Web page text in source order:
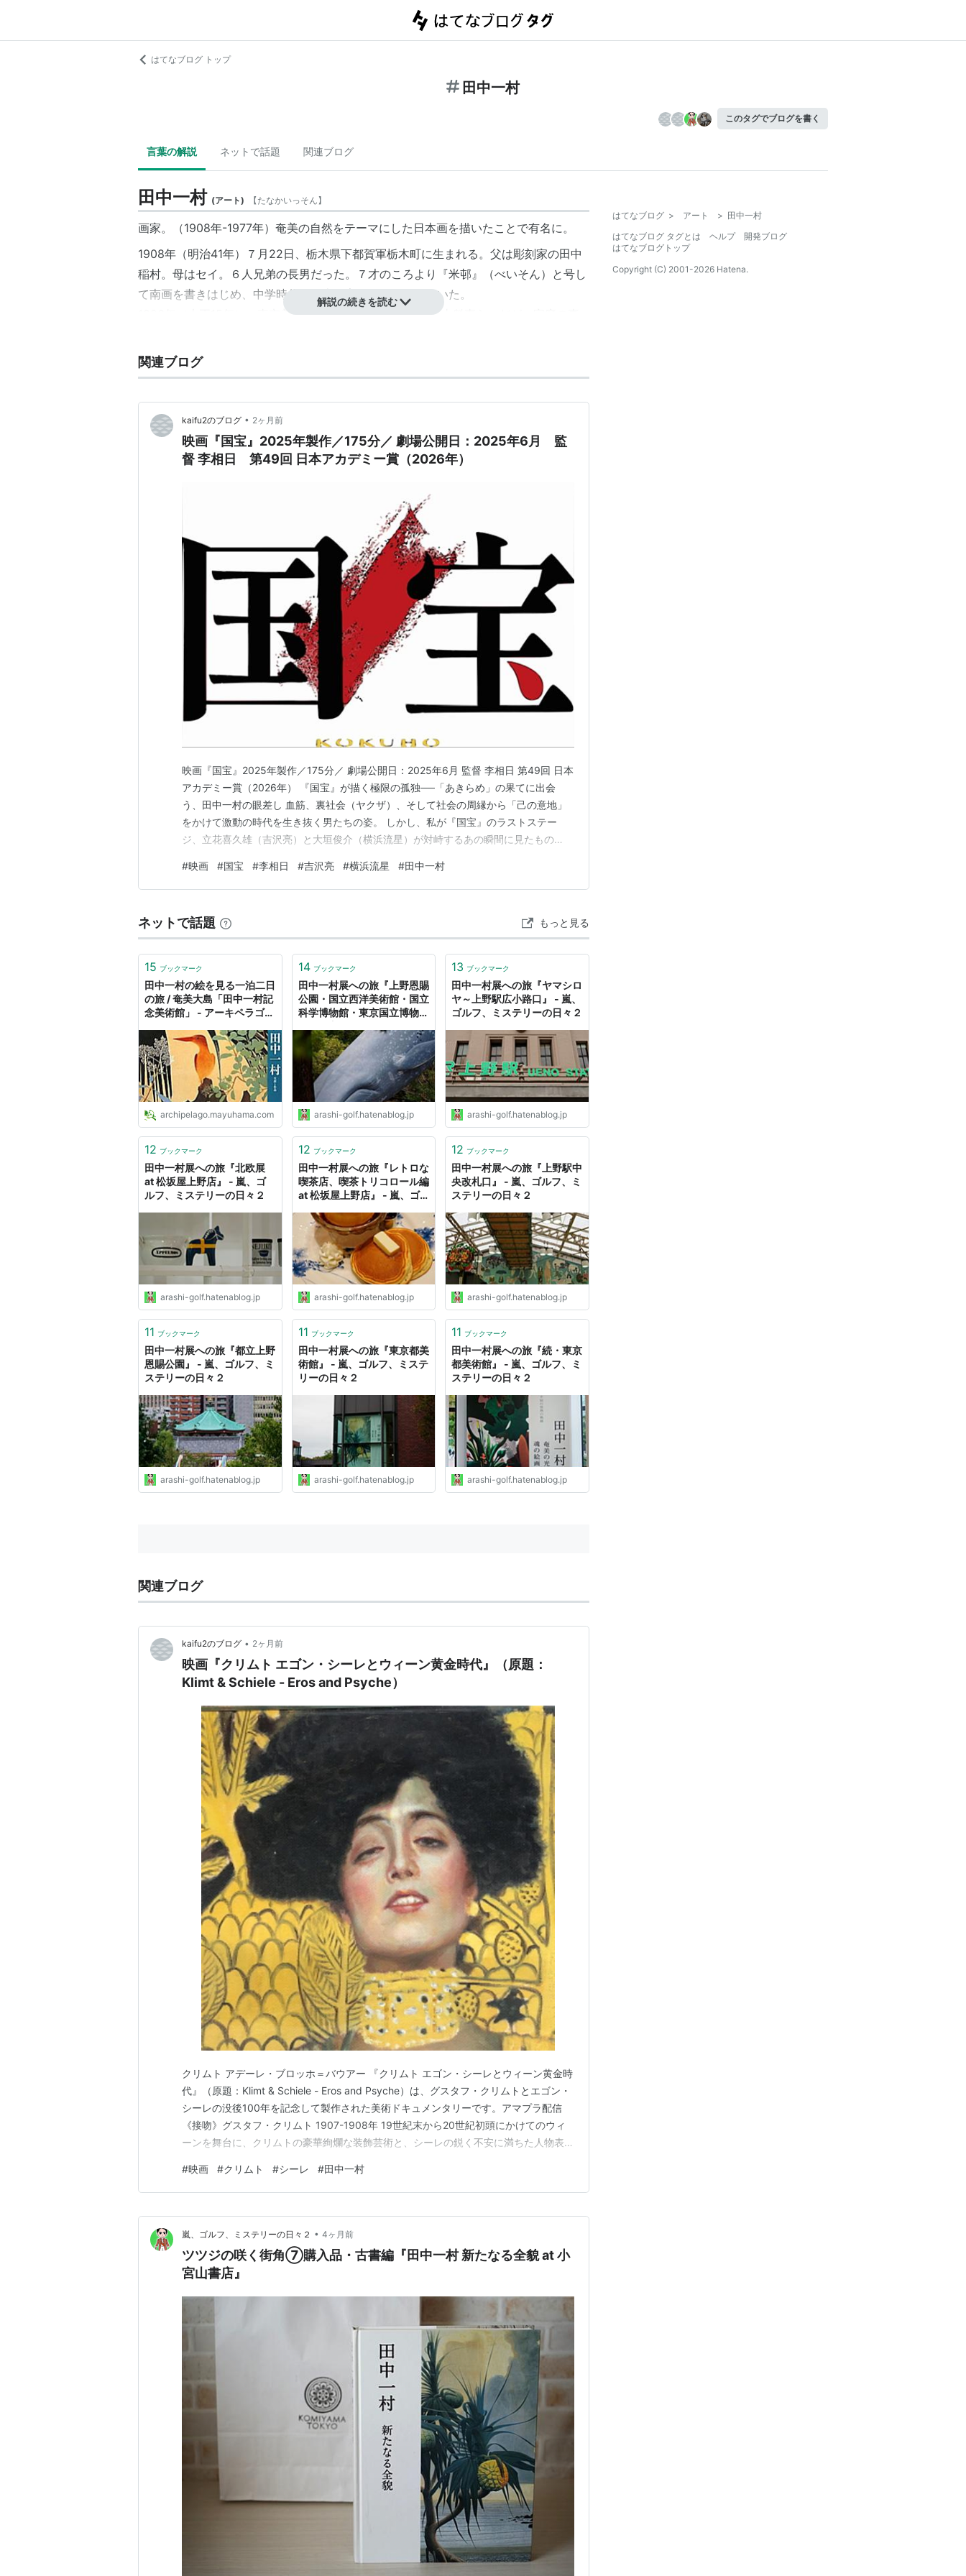
はてなブログ トップ
田中一村
このタグでブログを書く
言葉の解説 ネットで話題 関連ブログ
田中一村 (アート) 【たなかいっそん】
画家。（1908年-1977年）奄美の自然をテーマにした日本画を描いたことで有名に。
1908年（明治41年）７月22日、栃木県下都賀軍栃木町に生まれる。父は彫刻家の田中
稲村。母はセイ。６人兄弟の長男だった。７才のころより『米邨』（べいそん）と号し
て南画を書きはじめ、中学時代には南画家として知られていた。
1926年（大正15年）、東京美術学校に入学。同期生には東山魁夷ら。だが、家庭の事
つ、独学で絵を学ぶ。
1938年（昭和13年）千葉近郊に一軒家を建て、農業で自活しつつ、絵を描き続ける。
の後、日展などに応募するが落選。画業に行き詰まりを感じて、九州地方や奄美などを
旅行。
1958年（昭和33年）12月、50才の時に、家を売り払い、奄美大島に単身移住。紬染色
1977年（昭和52年）９月11日、夕食の準備中に心不全で死去。
死後、奄美の自然を描いた特異な作風が注目され、1984年、ＮＨＫ『日曜美術館』で
紹介。「日本のゴーギャン」や「孤高の画家」として反響を呼ぶ。
2001年（平成13）９月30日鹿児島県奄美パーク内に、『田中一村記念美術館』開館。
現在、『奄美を描いた画家 田中一村展』*1が全国を巡回中。
参考 一村についてマニアックなページ
http://www3.ocn.ne.jp/~amami21/tanaka.html )） 一村が住んだ奄美の自然や資料
「私の絵の最終決定版の絵がヒューマニティであろうが、悪魔的であろうが、世の正道
であるとも邪道であるともなんと批評されても私は満足なのです。それは見せるために
書いたのではなく私の良心を納得させるためにやったのですから」（田中一村の手紙よ
http://www.nhk-book.co.jp/magazine/event/tanaka/
解説の続きを読む
関連ブログ
kaifu2のブログ • 2ヶ月前
映画『国宝』2025年製作／175分／ 劇場公開日：2025年6月 監
督 李相日 第49回 日本アカデミー賞（2026年）
映画『国宝』2025年製作／175分／ 劇場公開日：2025年6月 監督 李相日 第49回 日本
アカデミー賞（2026年） 『国宝』が描く極限の孤独──「あきらめ」の果てに出会
う、田中一村の眼差し 血筋、裏社会（ヤクザ）、そして社会の周縁から「己の意地」
をかけて激動の時代を生き抜く男たちの姿。 しかし、私が『国宝』のラストステー
ジ、立花喜久雄（吉沢亮）と大垣俊介（横浜流星）が対峙するあの瞬間に見たもの
つよく輝く場面だ。 生々しい悲壮感でもなく、暖かい救いでもない。それは、「諦念
に似た悟り」。すべてを捨て、すべてを奪わ…
#映画 #国宝 #李相日 #吉沢亮 #横浜流星 #田中一村
ネットで話題 もっと見る
15 ブックマーク
田中一村の絵を見る一泊二日
の旅 / 奄美大島「田中一村記
念美術館」 - アーキペラゴを
archipelago.mayuhama.com
14 ブックマーク
田中一村展への旅『上野恩賜
公園・国立西洋美術館・国立
科学博物館・東京国立博物
ーの日々２
arashi-golf.hatenablog.jp
13 ブックマーク
田中一村展への旅『ヤマシロ
ヤ～上野駅広小路口』 - 嵐、
ゴルフ、ミステリーの日々２
arashi-golf.hatenablog.jp
12 ブックマーク
田中一村展への旅『北欧展
at 松坂屋上野店』 - 嵐、ゴ
ルフ、ミステリーの日々２
arashi-golf.hatenablog.jp
12 ブックマーク
田中一村展への旅『レトロな
喫茶店、喫茶トリコロール編
at 松坂屋上野店』 - 嵐、ゴ
arashi-golf.hatenablog.jp
12 ブックマーク
田中一村展への旅『上野駅中
央改札口』 - 嵐、ゴルフ、ミ
ステリーの日々２
arashi-golf.hatenablog.jp
11 ブックマーク
田中一村展への旅『都立上野
恩賜公園』 - 嵐、ゴルフ、ミ
ステリーの日々２
arashi-golf.hatenablog.jp
11 ブックマーク
田中一村展への旅『東京都美
術館』 - 嵐、ゴルフ、ミステ
リーの日々２
arashi-golf.hatenablog.jp
11 ブックマーク
田中一村展への旅『続・東京
都美術館』 - 嵐、ゴルフ、ミ
ステリーの日々２
arashi-golf.hatenablog.jp
関連ブログ
kaifu2のブログ • 2ヶ月前
映画『クリムト エゴン・シーレとウィーン黄金時代』（原題：
Klimt & Schiele - Eros and Psyche）
クリムト アデーレ・ブロッホ＝バウアー 『クリムト エゴン・シーレとウィーン黄金時
代』（原題：Klimt & Schiele - Eros and Psyche）は、グスタフ・クリムトとエゴン・
シーレの没後100年を記念して製作された美術ドキュメンタリーです。アマプラ配信
《接吻》グスタフ・クリムト 1907-1908年 19世紀末から20世紀初頭にかけてのウィ
ーンを舞台に、クリムトの豪華絢爛な装飾芸術と、シーレの鋭く不安に満ちた人物表現
楽、建築、精神分析、サロン文化なども含めた「世紀末ウィーン」という都市そのもの
を…
#映画 #クリムト #シーレ #田中一村
嵐、ゴルフ、ミステリーの日々２ • 4ヶ月前
ツツジの咲く街角⑦購入品・古書編『田中一村 新たなる全貌 at 小
宮山書店』
はてなブログ > アート > 田中一村
はてなブログ タグとは
ヘルプ
開発ブログ
はてなブログトップ
Copyright (C) 2001-2026 Hatena.